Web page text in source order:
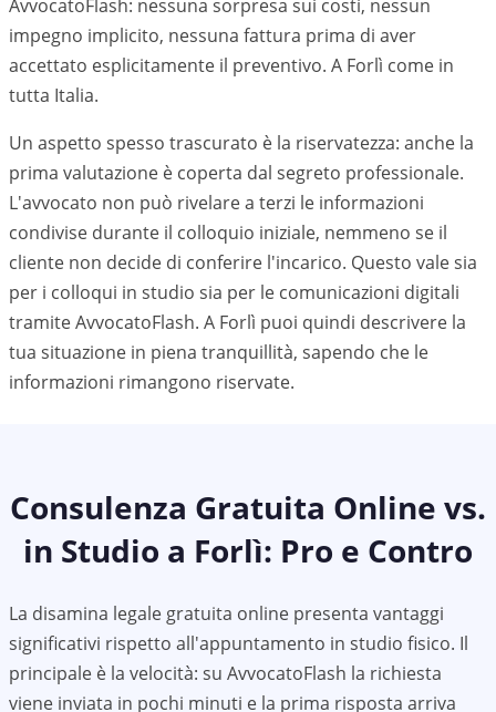
AvvocatoFlash: nessuna sorpresa sui costi, nessun
impegno implicito, nessuna fattura prima di aver
accettato esplicitamente il preventivo. A Forlì come in
tutta Italia.
Un aspetto spesso trascurato è la riservatezza: anche la
prima valutazione è coperta dal segreto professionale.
L'avvocato non può rivelare a terzi le informazioni
condivise durante il colloquio iniziale, nemmeno se il
cliente non decide di conferire l'incarico. Questo vale sia
per i colloqui in studio sia per le comunicazioni digitali
tramite AvvocatoFlash. A Forlì puoi quindi descrivere la
tua situazione in piena tranquillità, sapendo che le
informazioni rimangono riservate.
Consulenza Gratuita Online vs.
in Studio a Forlì: Pro e Contro
La disamina legale gratuita online presenta vantaggi
significativi rispetto all'appuntamento in studio fisico. Il
principale è la velocità: su AvvocatoFlash la richiesta
viene inviata in pochi minuti e la prima risposta arriva